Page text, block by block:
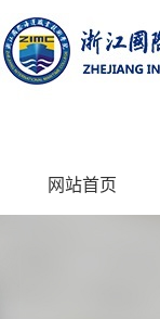
网站首页